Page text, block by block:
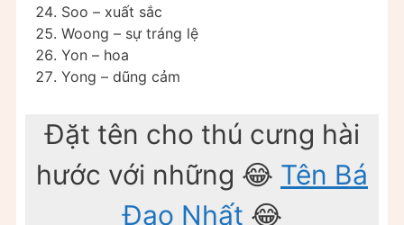
Soo – xuất sắc
Woong – sự tráng lệ
Yon – hoa
Yong – dũng cảm
Đặt tên cho thú cưng hài
hước với những 😂 Tên Bá
Đạo Nhất 😂